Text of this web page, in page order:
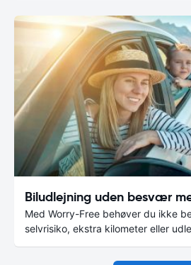
Biludlejning uden besvær
Med Worry-Free behøver du ikke
selvrisiko, ekstra kilometer eller